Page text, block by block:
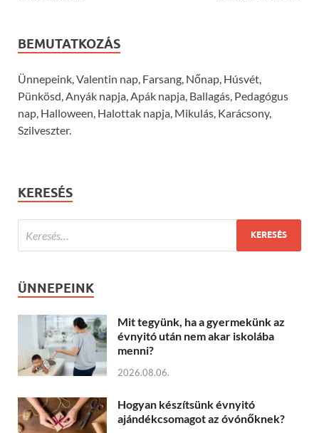
BEMUTATKOZÁS
Ünnepeink, Valentin nap, Farsang, Nőnap, Húsvét,
Pünkösd, Anyák napja, Apák napja, Ballagás, Pedagógus
nap, Halloween, Halottak napja, Mikulás, Karácsony,
Szilveszter.
KERESÉS
ÜNNEPEINK
Mit tegyünk, ha a gyermekünk az
évnyitó után nem akar iskolába
menni?
2026.08.06.
Hogyan készítsünk évnyitó
ajándékcsomagot az óvónőknek?